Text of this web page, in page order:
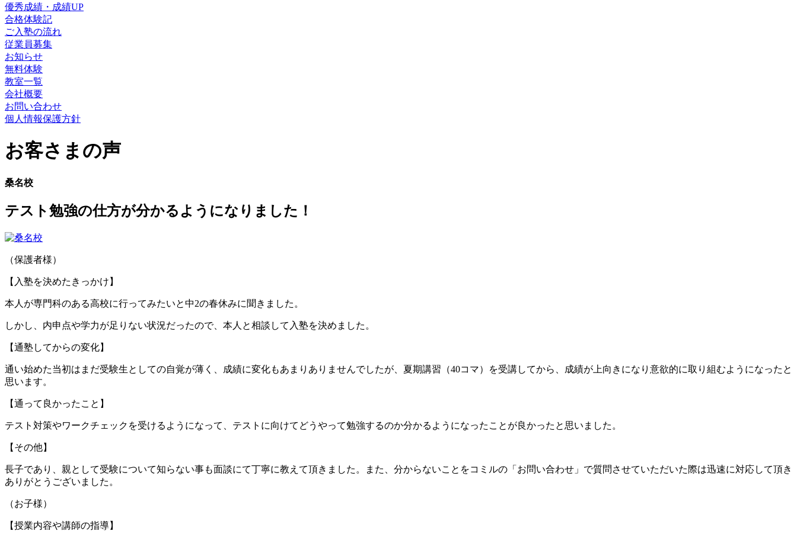
優秀成績・成績UP
合格体験記
ご入塾の流れ
従業員募集
お知らせ
無料体験
教室一覧
会社概要
お問い合わせ
個人情報保護方針
お客さまの声
桑名校
テスト勉強の仕方が分かるようになりました！
（保護者様）
【入塾を決めたきっかけ】
本人が専門科のある高校に行ってみたいと中2の春休みに聞きました。
しかし、内申点や学力が足りない状況だったので、本人と相談して入塾を決めました。
【通塾してからの変化】
通い始めた当初はまだ受験生としての自覚が薄く、成績に変化もあまりありませんでしたが、夏期講習（40コマ）を受講してから、成績が上向きになり意欲的に取り組むようになったと
思います。
【通って良かったこと】
テスト対策やワークチェックを受けるようになって、テストに向けてどうやって勉強するのか分かるようになったことが良かったと思いました。
【その他】
長子であり、親として受験について知らない事も面談にて丁寧に教えて頂きました。また、分からないことをコミルの「お問い合わせ」で質問させていただいた際は迅速に対応して頂き
ありがとうございました。
（お子様）
【授業内容や講師の指導】